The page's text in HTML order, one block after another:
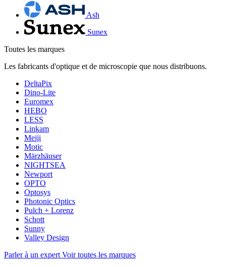
Ash
Sunex
Toutes les marques
Les fabricants d'optique et de microscopie que nous distribuons.
DeltaPix
Dino-Lite
Euromex
HEBO
LESS
Linkam
Meiji
Motic
Märzhäuser
NIGHTSEA
Newport
OPTO
Optosys
Photonic Optics
Pulch + Lorenz
Schott
Sunny
Valley Design
Parler à un expert Voir toutes les marques